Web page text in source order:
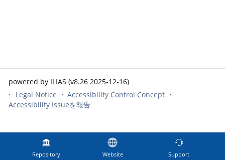
Repository Website Support
powered by ILIAS (v8.26 2025-12-16)
Legal Notice
Accessibility Control Concept
Accessibility Issueを報告